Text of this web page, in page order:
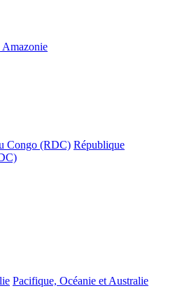
Amazonie
Congo (RDC) République
Pacifique, Océanie et Australie